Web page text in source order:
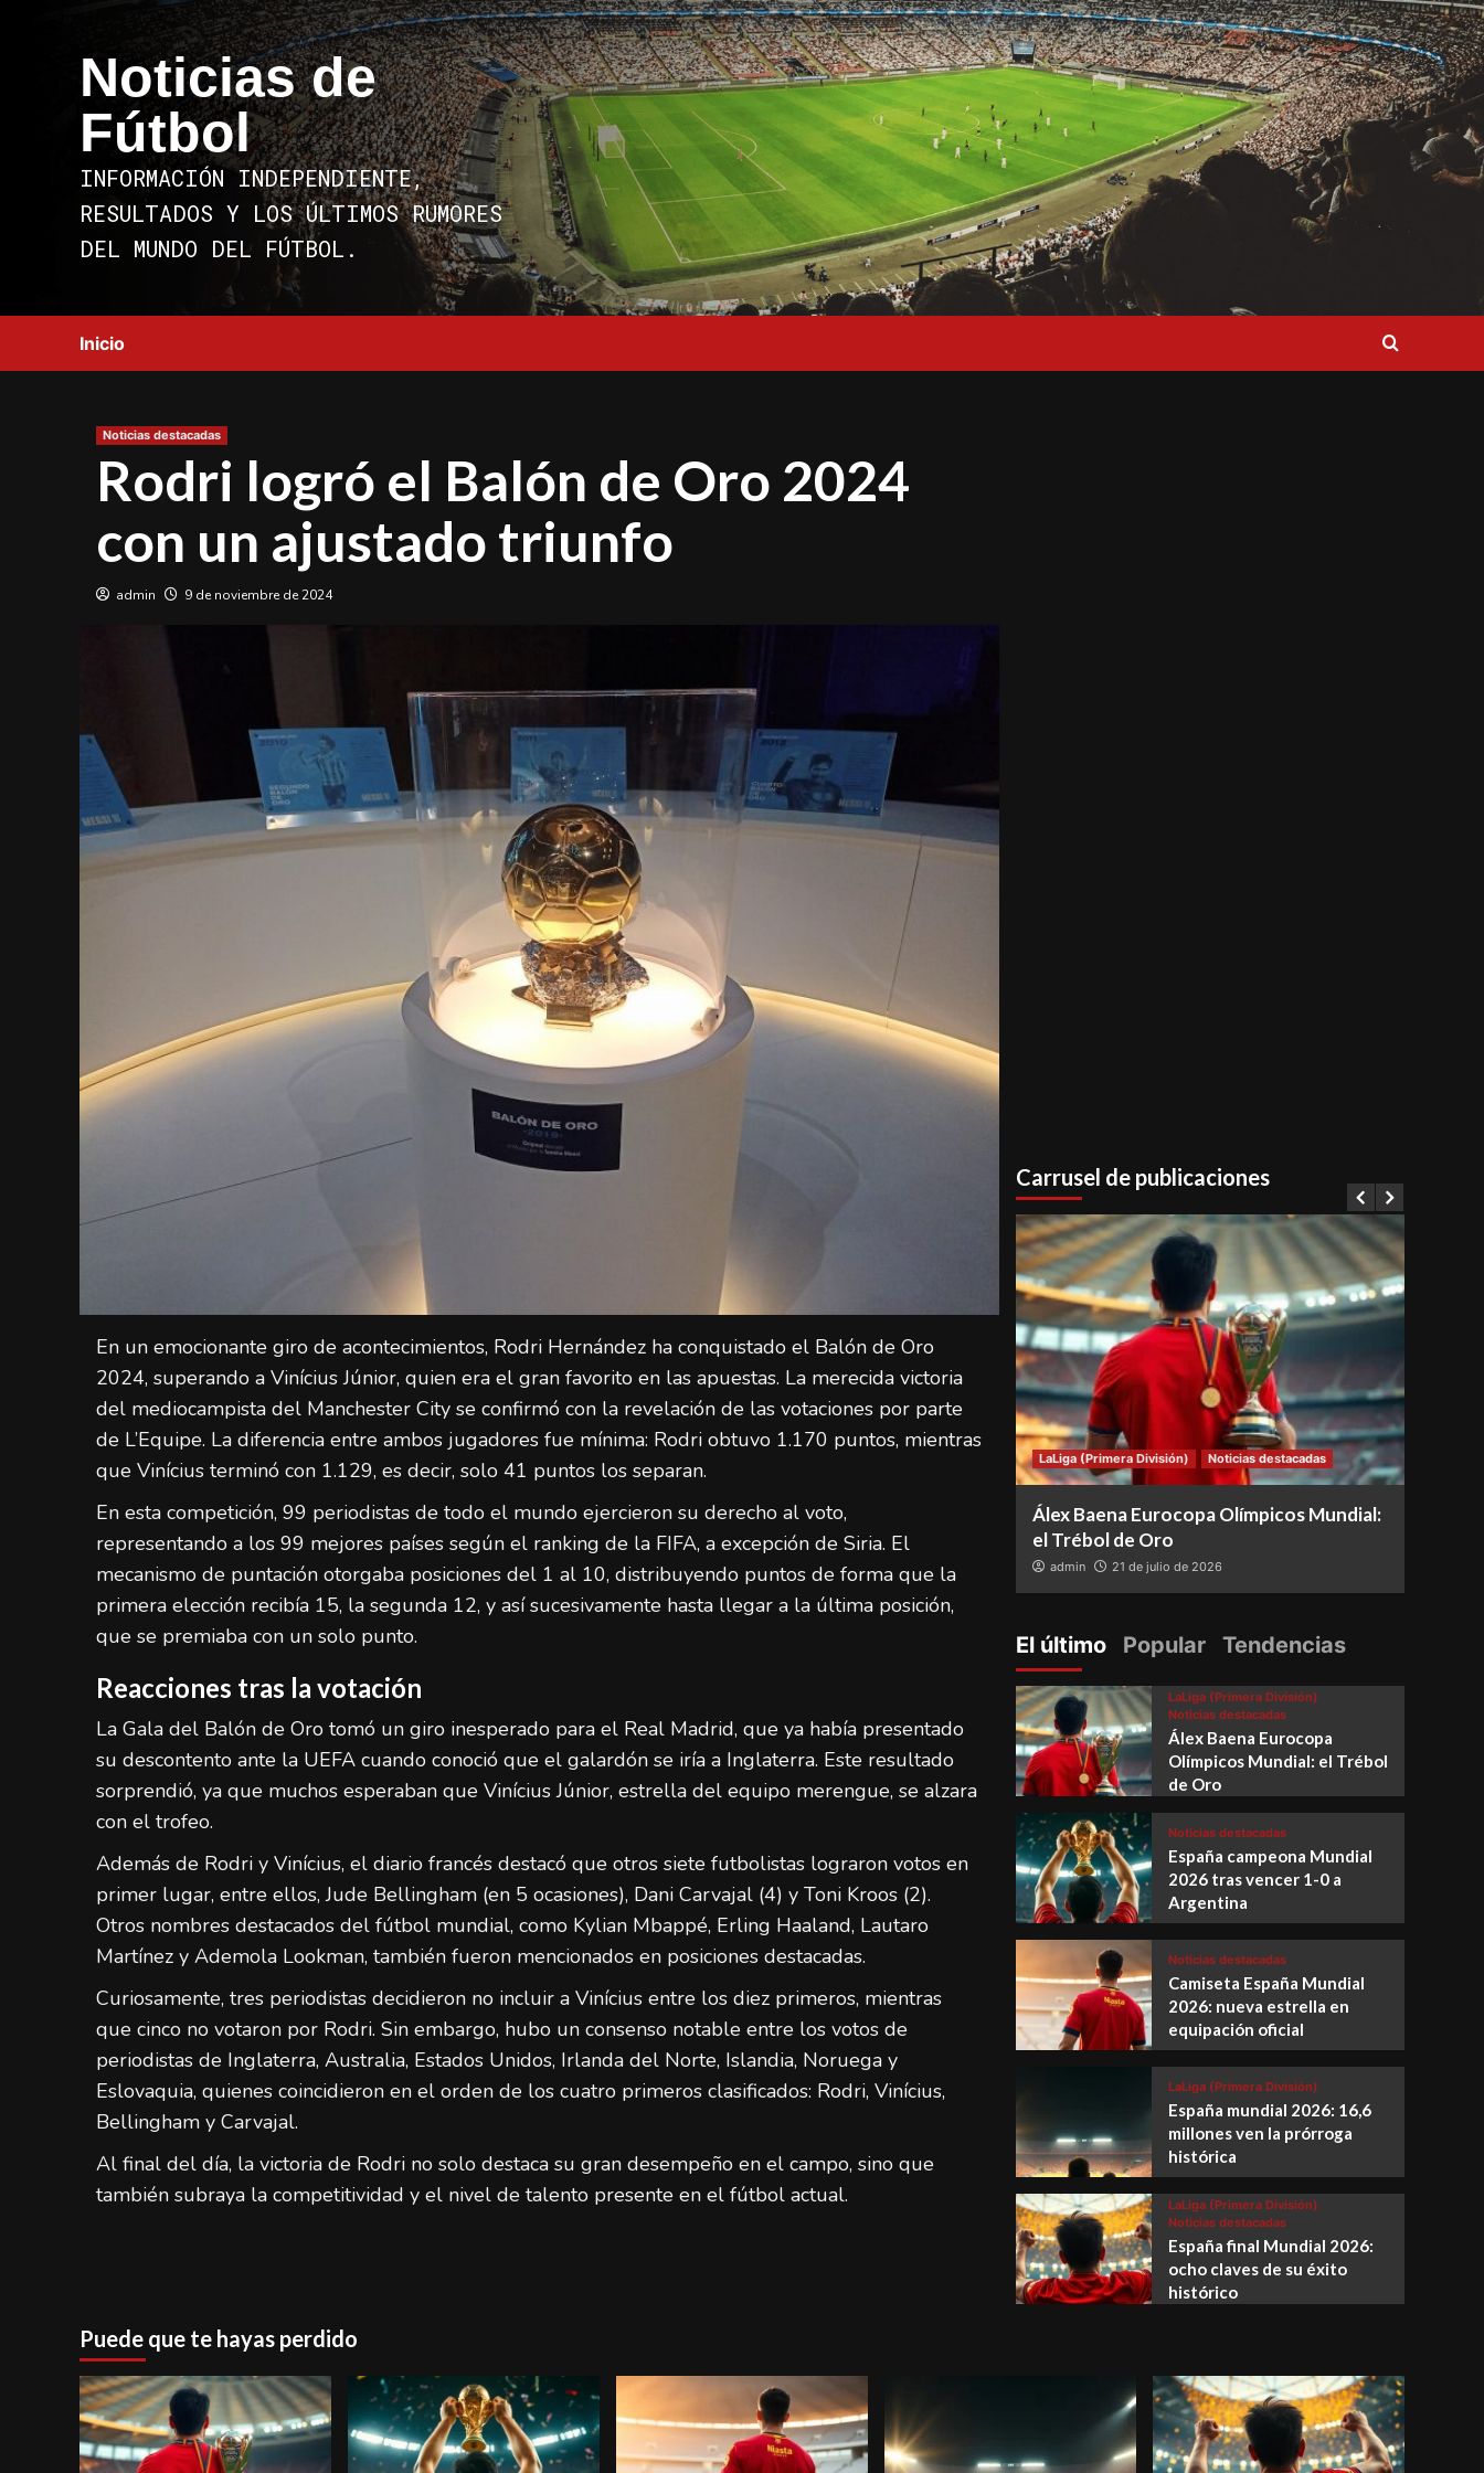
Noticias de
Fútbol
INFORMACIÓN INDEPENDIENTE,
RESULTADOS Y LOS ÚLTIMOS RUMORES
DEL MUNDO DEL FÚTBOL.
Inicio
Noticias destacadas
Rodri logró el Balón de Oro 2024
con un ajustado triunfo
admin 9 de noviembre de 2024
En un emocionante giro de acontecimientos, Rodri Hernández ha conquistado el Balón de Oro
2024, superando a Vinícius Júnior, quien era el gran favorito en las apuestas. La merecida victoria
del mediocampista del Manchester City se confirmó con la revelación de las votaciones por parte
de L’Equipe. La diferencia entre ambos jugadores fue mínima: Rodri obtuvo 1.170 puntos, mientras
que Vinícius terminó con 1.129, es decir, solo 41 puntos los separan.
En esta competición, 99 periodistas de todo el mundo ejercieron su derecho al voto,
representando a los 99 mejores países según el ranking de la FIFA, a excepción de Siria. El
mecanismo de puntación otorgaba posiciones del 1 al 10, distribuyendo puntos de forma que la
primera elección recibía 15, la segunda 12, y así sucesivamente hasta llegar a la última posición,
que se premiaba con un solo punto.
Reacciones tras la votación
La Gala del Balón de Oro tomó un giro inesperado para el Real Madrid, que ya había presentado
su descontento ante la UEFA cuando conoció que el galardón se iría a Inglaterra. Este resultado
sorprendió, ya que muchos esperaban que Vinícius Júnior, estrella del equipo merengue, se alzara
con el trofeo.
Además de Rodri y Vinícius, el diario francés destacó que otros siete futbolistas lograron votos en
primer lugar, entre ellos, Jude Bellingham (en 5 ocasiones), Dani Carvajal (4) y Toni Kroos (2).
Otros nombres destacados del fútbol mundial, como Kylian Mbappé, Erling Haaland, Lautaro
Martínez y Ademola Lookman, también fueron mencionados en posiciones destacadas.
Curiosamente, tres periodistas decidieron no incluir a Vinícius entre los diez primeros, mientras
que cinco no votaron por Rodri. Sin embargo, hubo un consenso notable entre los votos de
periodistas de Inglaterra, Australia, Estados Unidos, Irlanda del Norte, Islandia, Noruega y
Eslovaquia, quienes coincidieron en el orden de los cuatro primeros clasificados: Rodri, Vinícius,
Bellingham y Carvajal.
Al final del día, la victoria de Rodri no solo destaca su gran desempeño en el campo, sino que
también subraya la competitividad y el nivel de talento presente en el fútbol actual.
Carrusel de publicaciones
España final Mundial 2026: ocho claves de
su éxito histórico
admin 20 de julio de 2026
LaLiga (Primera División) Noticias destacadas
Álex Baena Eurocopa Olímpicos Mundial:
el Trébol de Oro
admin 21 de julio de 2026
El último Popular Tendencias
LaLiga (Primera División)
Noticias destacadas
Álex Baena Eurocopa
Olímpicos Mundial: el Trébol
de Oro
Noticias destacadas
España campeona Mundial
2026 tras vencer 1-0 a
Argentina
Noticias destacadas
Camiseta España Mundial
2026: nueva estrella en
equipación oficial
LaLiga (Primera División)
España mundial 2026: 16,6
millones ven la prórroga
histórica
LaLiga (Primera División)
Noticias destacadas
España final Mundial 2026:
ocho claves de su éxito
histórico
Puede que te hayas perdido